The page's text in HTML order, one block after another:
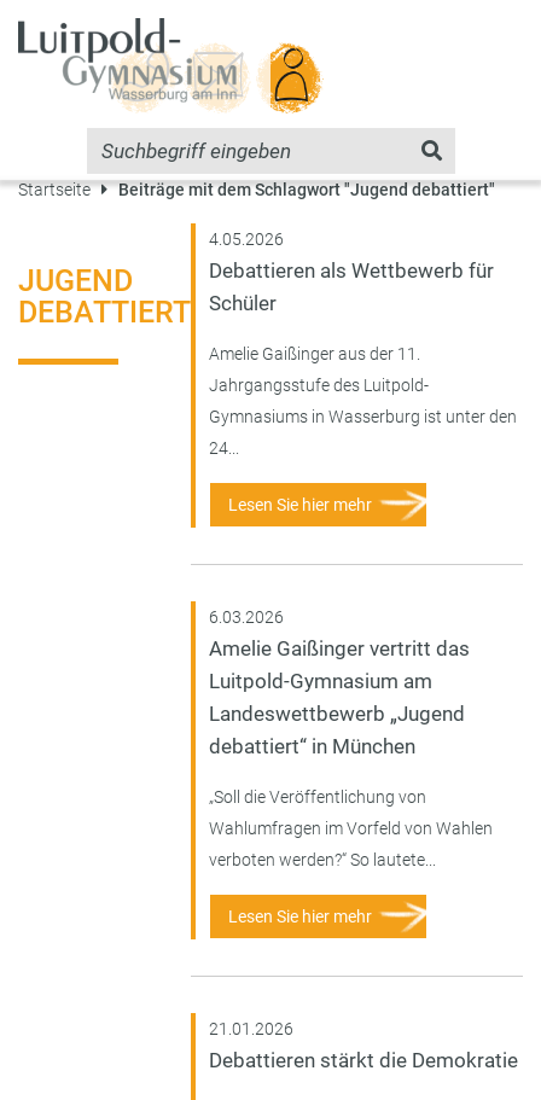
Startseite Beiträge mit dem Schlagwort "Jugend debattiert"
JUGEND
DEBATTIERT
4.05.2026
Debattieren als Wettbewerb für
Schüler
Amelie Gaißinger aus der 11.
Jahrgangsstufe des Luitpold-
Gymnasiums in Wasserburg ist unter den
24...
Lesen Sie hier mehr
6.03.2026
Amelie Gaißinger vertritt das
Luitpold-Gymnasium am
Landeswettbewerb „Jugend
debattiert“ in München
„Soll die Veröffentlichung von
Wahlumfragen im Vorfeld von Wahlen
verboten werden?“ So lautete...
Lesen Sie hier mehr
21.01.2026
Debattieren stärkt die Demokratie